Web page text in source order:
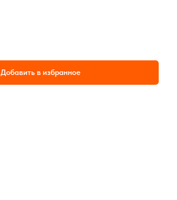
Добавить в избранное